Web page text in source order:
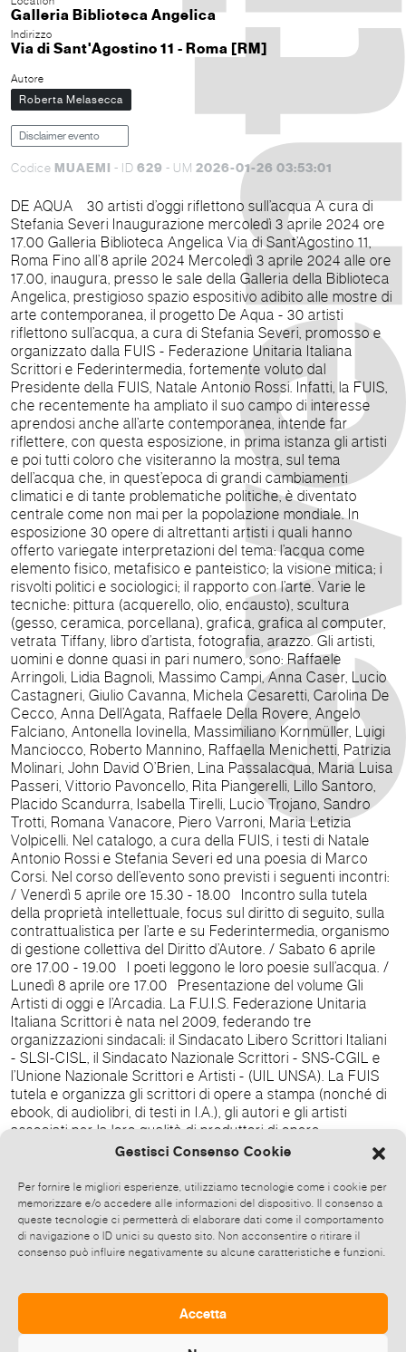
Gestisci Consenso Cookie
Per fornire le migliori esperienze, utilizziamo tecnologie come i cookie per
memorizzare e/o accedere alle informazioni del dispositivo. Il consenso a
queste tecnologie ci permetterà di elaborare dati come il comportamento
di navigazione o ID unici su questo sito. Non acconsentire o ritirare il
consenso può influire negativamente su alcune caratteristiche e funzioni.
Accetta
Galleria Biblioteca Angelica
Indirizzo
Via di Sant'Agostino 11 - Roma [RM]
Autore
Roberta Melasecca
Disclaimer evento
Codice MUAEMI - ID 629 - UM 2026-01-26 03:53:01
DE AQUA 30 artisti d’oggi riflettono sull’acqua A cura di
Stefania Severi Inaugurazione mercoledì 3 aprile 2024 ore
17.00 Galleria Biblioteca Angelica Via di Sant’Agostino 11,
Roma Fino all’8 aprile 2024 Mercoledì 3 aprile 2024 alle ore
17.00, inaugura, presso le sale della Galleria della Biblioteca
Angelica, prestigioso spazio espositivo adibito alle mostre di
arte contemporanea, il progetto De Aqua - 30 artisti
riflettono sull’acqua, a cura di Stefania Severi, promosso e
organizzato dalla FUIS - Federazione Unitaria Italiana
Scrittori e Federintermedia, fortemente voluto dal
Presidente della FUIS, Natale Antonio Rossi. Infatti, la FUIS,
che recentemente ha ampliato il suo campo di interesse
aprendosi anche all’arte contemporanea, intende far
riflettere, con questa esposizione, in prima istanza gli artisti
e poi tutti coloro che visiteranno la mostra, sul tema
dell’acqua che, in quest’epoca di grandi cambiamenti
climatici e di tante problematiche politiche, è diventato
centrale come non mai per la popolazione mondiale. In
esposizione 30 opere di altrettanti artisti i quali hanno
offerto variegate interpretazioni del tema: l’acqua come
elemento fisico, metafisico e panteistico; la visione mitica; i
risvolti politici e sociologici; il rapporto con l’arte. Varie le
tecniche: pittura (acquerello, olio, encausto), scultura
(gesso, ceramica, porcellana), grafica, grafica al computer,
vetrata Tiffany, libro d’artista, fotografia, arazzo. Gli artisti,
uomini e donne quasi in pari numero, sono: Raffaele
Arringoli, Lidia Bagnoli, Massimo Campi, Anna Caser, Lucio
Castagneri, Giulio Cavanna, Michela Cesaretti, Carolina De
Cecco, Anna Dell’Agata, Raffaele Della Rovere, Angelo
Falciano, Antonella Iovinella, Massimiliano Kornmüller, Luigi
Manciocco, Roberto Mannino, Raffaella Menichetti, Patrizia
Molinari, John David O’Brien, Lina Passalacqua, Maria Luisa
Passeri, Vittorio Pavoncello, Rita Piangerelli, Lillo Santoro,
Placido Scandurra, Isabella Tirelli, Lucio Trojano, Sandro
Trotti, Romana Vanacore, Piero Varroni, Maria Letizia
Volpicelli. Nel catalogo, a cura della FUIS, i testi di Natale
Antonio Rossi e Stefania Severi ed una poesia di Marco
Corsi. Nel corso dell’evento sono previsti i seguenti incontri:
/ Venerdì 5 aprile ore 15.30 - 18.00 Incontro sulla tutela
della proprietà intellettuale, focus sul diritto di seguito, sulla
contrattualistica per l’arte e su Federintermedia, organismo
di gestione collettiva del Diritto d’Autore. / Sabato 6 aprile
ore 17.00 - 19.00 I poeti leggono le loro poesie sull’acqua. /
Lunedì 8 aprile ore 17.00 Presentazione del volume Gli
Artisti di oggi e l’Arcadia. La F.U.I.S. Federazione Unitaria
Italiana Scrittori è nata nel 2009, federando tre
organizzazioni sindacali: il Sindacato Libero Scrittori Italiani
- SLSI-CISL, il Sindacato Nazionale Scrittori - SNS-CGIL e
l’Unione Nazionale Scrittori e Artisti - (UIL UNSA). La FUIS
tutela e organizza gli scrittori di opere a stampa (nonché di
ebook, di audiolibri, di testi in I.A.), gli autori e gli artisti
associati per la loro qualità di produttori di opere
dell’ingegno letterario e artistico con la finalità della tutela
DE AQUA 30 artisti d’oggi riflettono sull’acqua A cura di
Stefania Severi Promossa da FUIS - Federazione Unitaria
Italiana Scrittori e Federintermedia In collaborazione con
Apriti Sesamo Cooperativa Sociale Onlus Inaugurazione
mercoledì 3 aprile 2024 ore 17.00 Fino all’8 aprile 2024
Galleria Biblioteca Angelica Via di Sant’Agostino 11 – Roma
+ 39 066840801 b-ange@beniculturali.it
www.bibliotecaangelica.beniculturali.it